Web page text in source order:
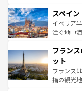
ろん、ト
景など、
ピザやパ
ませてく
なお、新
しい。
スペイン
イベリア
注ぐ地中
文化が根
れる闘牛
る。首都
アートに
フラン
ット
フランス
指の観光